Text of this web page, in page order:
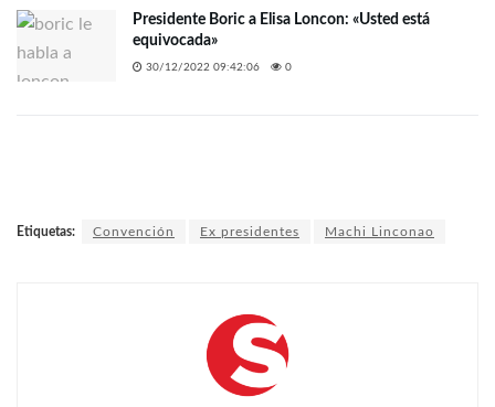
Presidente Boric a Elisa Loncon: «Usted está
equivocada»
30/12/2022 09:42:06 0
Etiquetas: Convención Ex presidentes Machi Linconao